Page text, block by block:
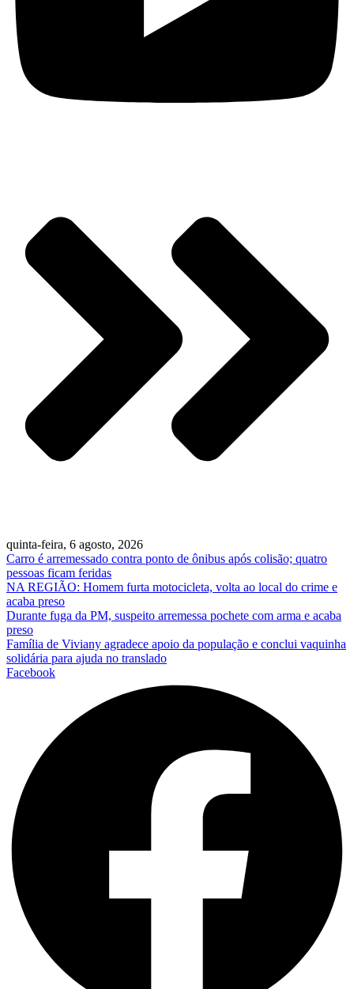
quinta-feira, 6 agosto, 2026
Carro é arremessado contra ponto de ônibus após colisão; quatro
pessoas ficam feridas
NA REGIÃO: Homem furta motocicleta, volta ao local do crime e
acaba preso
Durante fuga da PM, suspeito arremessa pochete com arma e acaba
preso
Família de Viviany agradece apoio da população e conclui vaquinha
solidária para ajuda no translado
Facebook